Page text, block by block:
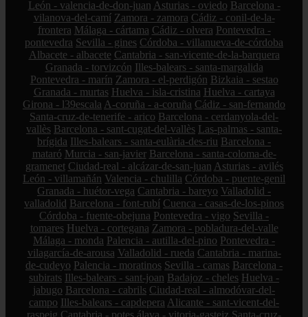
León - valencia-de-don-juan Asturias - oviedo Barcelona -
vilanova-del-camí Zamora - zamora Cádiz - conil-de-la-
frontera Málaga - cártama Cádiz - olvera Pontevedra -
pontevedra Sevilla - gines Córdoba - villanueva-de-córdoba
Albacete - albacete Cantabria - san-vicente-de-la-barquera
Granada - torvizcón Illes-balears - santa-margalida
Pontevedra - marín Zamora - el-perdigón Bizkaia - sestao
Granada - murtas Huelva - isla-cristina Huelva - cartaya
Girona - l39escala A-coruña - a-coruña Cádiz - san-fernando
Santa-cruz-de-tenerife - arico Barcelona - cerdanyola-del-
vallès Barcelona - sant-cugat-del-vallès Las-palmas - santa-
brígida Illes-balears - santa-eulària-des-riu Barcelona -
mataró Murcia - san-javier Barcelona - santa-coloma-de-
gramenet Ciudad-real - alcázar-de-san-juan Asturias - avilés
León - villamañán Valencia - chulilla Córdoba - puente-genil
Granada - huétor-vega Cantabria - bareyo Valladolid -
valladolid Barcelona - font-rubí Cuenca - casas-de-los-pinos
Córdoba - fuente-obejuna Pontevedra - vigo Sevilla -
tomares Huelva - cortegana Zamora - pobladura-del-valle
Málaga - monda Palencia - autilla-del-pino Pontevedra -
vilagarcía-de-arousa Valladolid - rueda Cantabria - marina-
de-cudeyo Palencia - moratinos Sevilla - camas Barcelona -
subirats Illes-balears - sant-joan Badajoz - cheles Huelva -
jabugo Barcelona - cabrils Ciudad-real - almodóvar-del-
campo Illes-balears - capdepera Alicante - sant-vicent-del-